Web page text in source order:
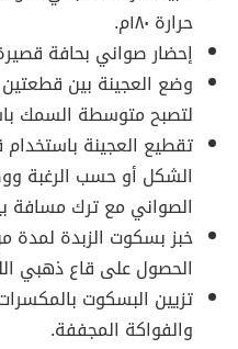
حرارة ١٨٠م.
إحضار صواني بحافة
وضع العجينة بين
لتصبح متوسطة السمك
تقطيع العجينة
الشكل أو حسب الرغبة
الصواني مع ترك مسافة
خبز بسكوت الزبدة
الحصول على قاع ذهبي
تزيين البسكوت
والفواكة المجففة.